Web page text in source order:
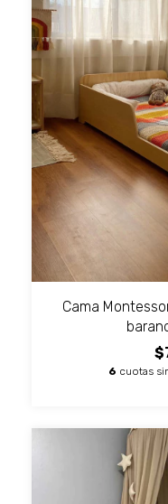
Cama
6 cuotas